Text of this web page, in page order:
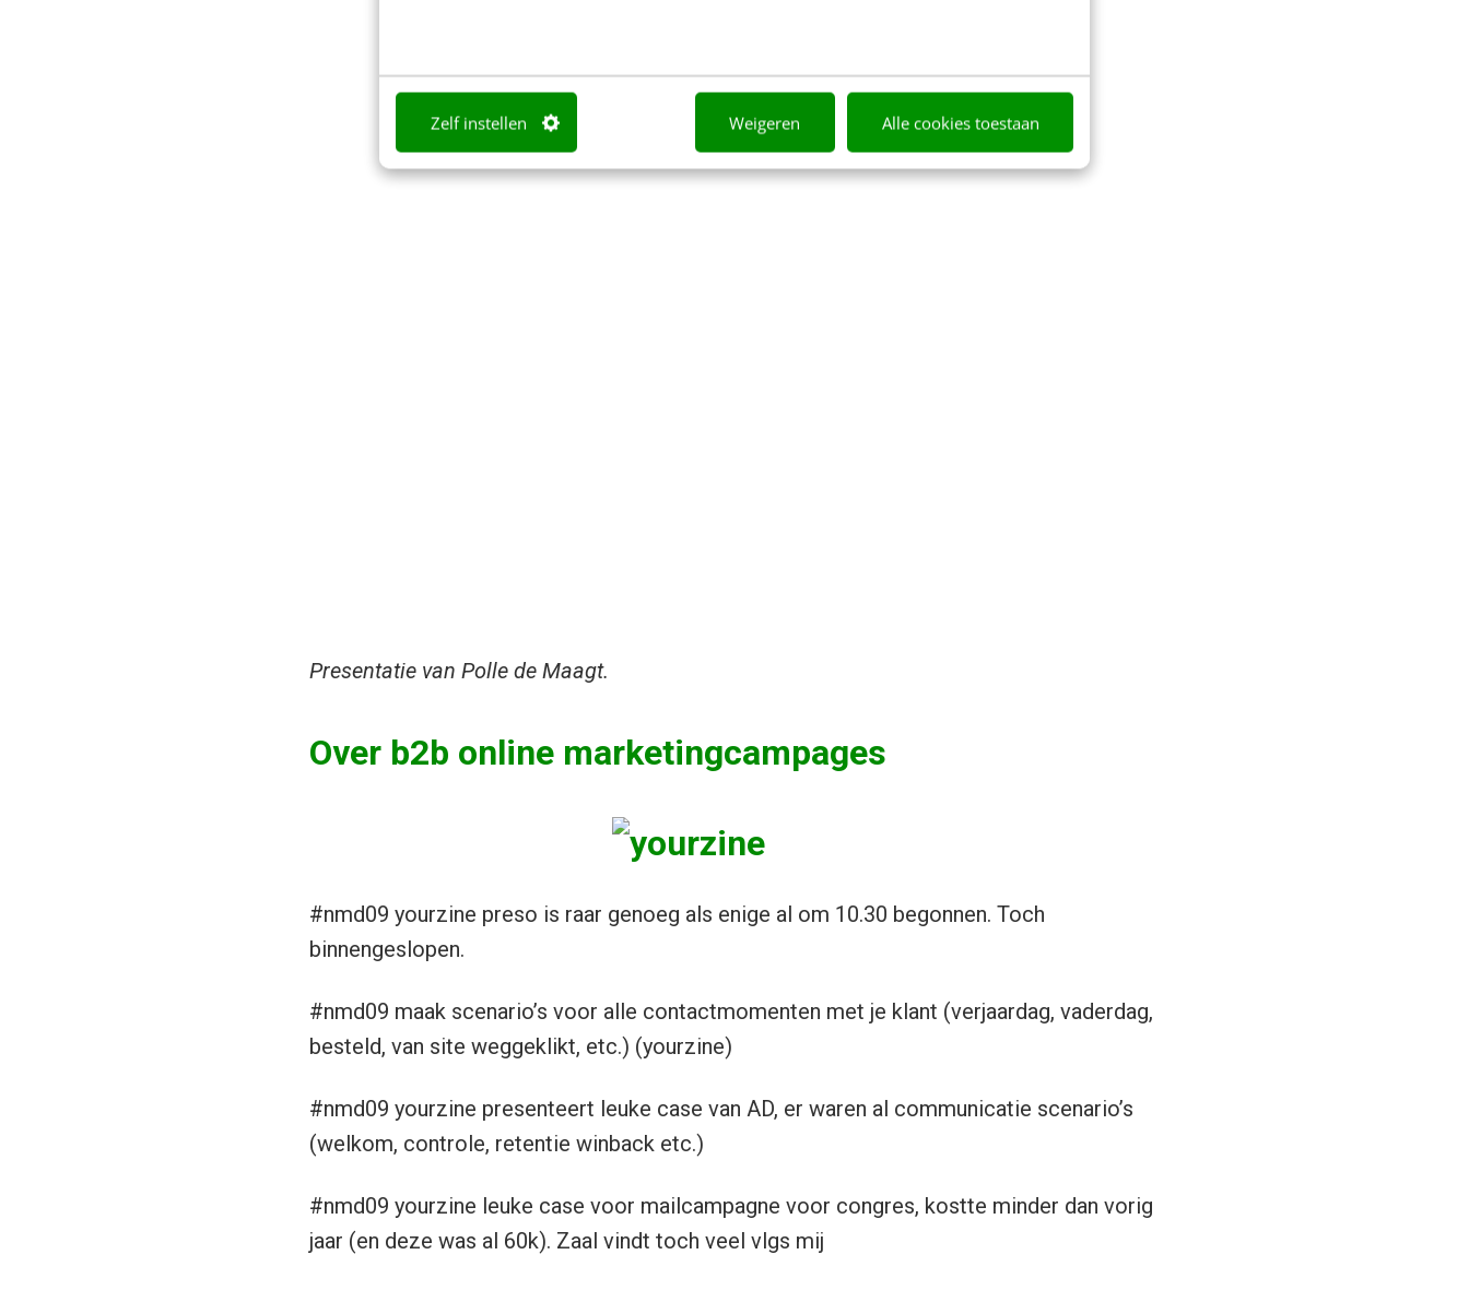
Zelf instellen Weigeren Alle cookies toestaan
Presentatie van Polle de Maagt.
Over b2b online marketingcampages
#nmd09 yourzine preso is raar genoeg als enige al om 10.30 begonnen. Toch
binnengeslopen.
#nmd09 maak scenario’s voor alle contactmomenten met je klant (verjaardag, vaderdag,
besteld, van site weggeklikt, etc.) (yourzine)
#nmd09 yourzine presenteert leuke case van AD, er waren al communicatie scenario’s
(welkom, controle, retentie winback etc.)
#nmd09 yourzine leuke case voor mailcampagne voor congres, kostte minder dan vorig
jaar (en deze was al 60k). Zaal vindt toch veel vlgs mij